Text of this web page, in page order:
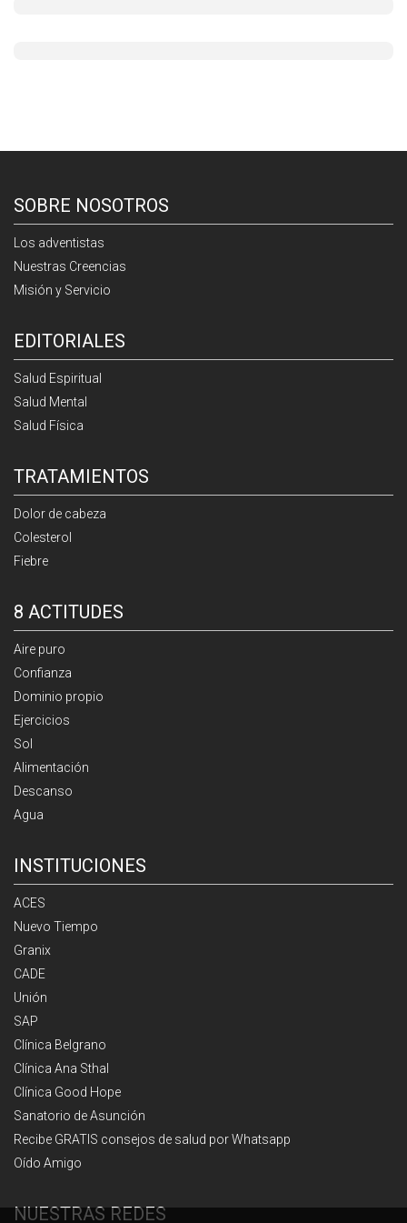
SOBRE NOSOTROS
Los adventistas
Nuestras Creencias
Misión y Servicio
EDITORIALES
Salud Espiritual
Salud Mental
Salud Física
TRATAMIENTOS
Dolor de cabeza
Colesterol
Fiebre
8 ACTITUDES
Aire puro
Confianza
Dominio propio
Ejercicios
Sol
Alimentación
Descanso
Agua
INSTITUCIONES
ACES
Nuevo Tiempo
Granix
CADE
Unión
SAP
Clínica Belgrano
Clínica Ana Sthal
Clínica Good Hope
Sanatorio de Asunción
Recibe GRATIS consejos de salud por Whatsapp
Oído Amigo
NUESTRAS REDES